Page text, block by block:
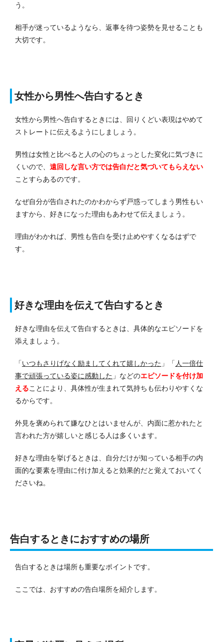
う。
相手が迷っているようなら、返事を待つ姿勢を見せることも
大切です。
女性から男性へ告白するとき
女性から男性へ告白するときには、回りくどい表現はやめて
ストレートに伝えるようにしましょう。
男性は女性と比べると人の心のちょっとした変化に気づきに
くいので、 遠回しな言い方では告白だと気づいてもらえない
ことすらあるのです。
なぜ自分が告白されたのかわからず戸惑ってしまう男性もい
ますから、好きになった理由もあわせて伝えましょう。
理由がわかれば、男性も告白を受け止めやすくなるはずで
す。
好きな理由を伝えて告白するとき
好きな理由を伝えて告白するときは、具体的なエピソードを
添えましょう。
「いつもさりげなく励ましてくれて嬉しかった 」「 人一倍仕
事で頑張っている姿に感動した 」などのエピソードを付け加
えることにより、具体性が生まれて気持ちも伝わりやすくな
るからです。
外見を褒められて嫌なひとはいませんが、内面に惹かれたと
言われた方が嬉しいと感じる人は多くいます。
好きな理由を挙げるときは、自分だけが知っている相手の内
面的な要素を理由に付け加えると効果的だと覚えておいてく
ださいね。
告白するときにおすすめの場所
告白するときは場所も重要なポイントです。
ここでは、おすすめの告白場所を紹介します。